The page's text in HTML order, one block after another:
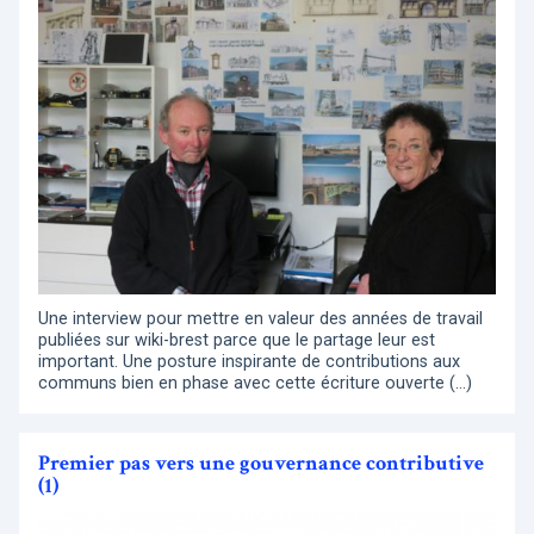
Une interview pour mettre en valeur des années de travail
publiées sur wiki-brest parce que le partage leur est
important. Une posture inspirante de contributions aux
communs bien en phase avec cette écriture ouverte (…)
Premier pas vers une gouvernance contributive
(1)